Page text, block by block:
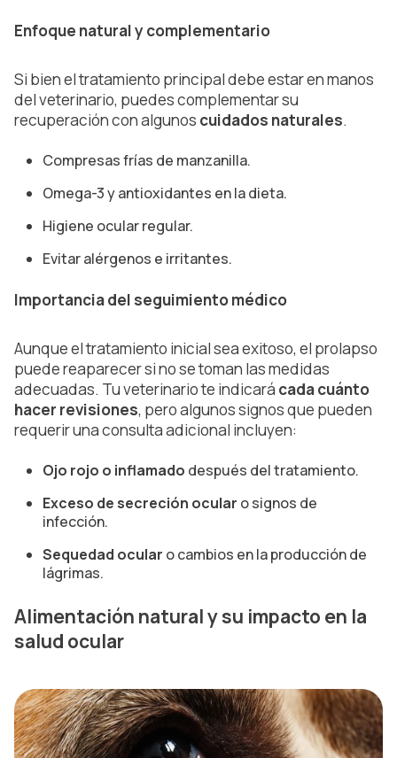
Enfoque natural y complementario
Si bien el tratamiento principal debe estar en manos
del veterinario, puedes complementar su
recuperación con algunos cuidados naturales.
Compresas frías de manzanilla.
Omega-3 y antioxidantes en la dieta.
Higiene ocular regular.
Evitar alérgenos e irritantes.
Importancia del seguimiento médico
Aunque el tratamiento inicial sea exitoso, el prolapso
puede reaparecer si no se toman las medidas
adecuadas. Tu veterinario te indicará cada cuánto
hacer revisiones, pero algunos signos que pueden
requerir una consulta adicional incluyen:
Ojo rojo o inflamado después del tratamiento.
Exceso de secreción ocular o signos de
infección.
Sequedad ocular o cambios en la producción de
lágrimas.
Alimentación natural y su impacto en la
salud ocular